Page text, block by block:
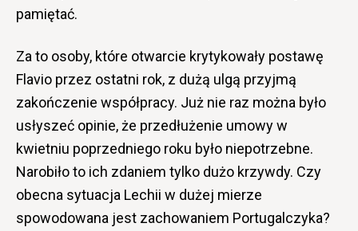
pamiętać.
Za to osoby, które otwarcie krytykowały postawę
Flavio przez ostatni rok, z dużą ulgą przyjmą
zakończenie współpracy. Już nie raz można było
usłyszeć opinie, że przedłużenie umowy w
kwietniu poprzedniego roku było niepotrzebne.
Narobiło to ich zdaniem tylko dużo krzywdy. Czy
obecna sytuacja Lechii w dużej mierze
spowodowana jest zachowaniem Portugalczyka?